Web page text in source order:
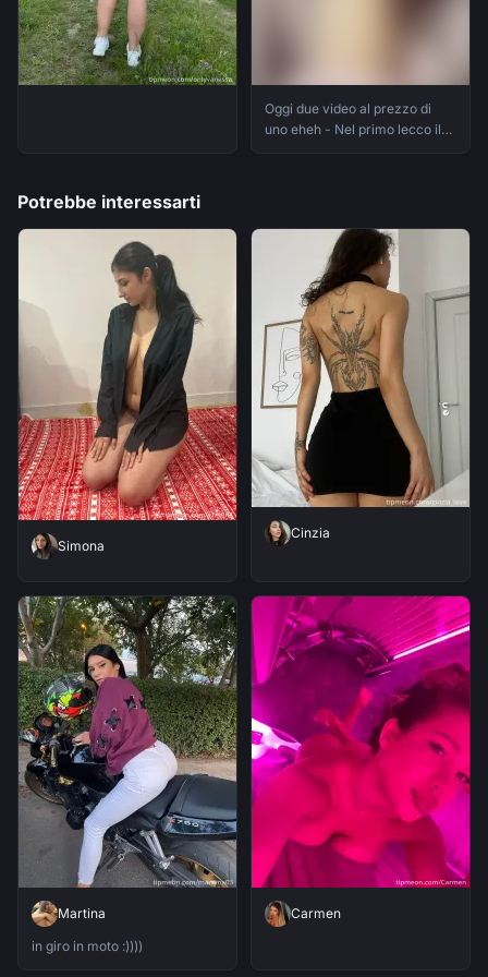
Oggi due video al prezzo di
uno eheh - Nel primo lecco il
Potrebbe interessarti
Simona
Cinzia
Martina
in giro in moto :))))
Carmen